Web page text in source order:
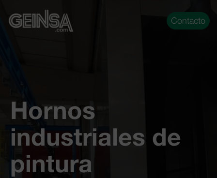
Contacto
Hornos
industriales de
pintura